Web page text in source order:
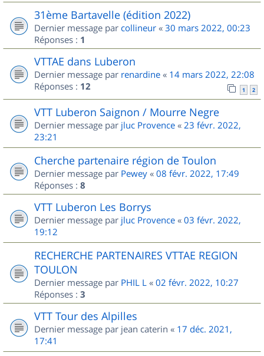
31ème Bartavelle (édition 2022)
Dernier message par collineur « 30 mars 2022, 00:23
Réponses : 1
VTTAE dans Luberon
Dernier message par renardine « 14 mars 2022, 22:08
Réponses : 12 1 2
VTT Luberon Saignon / Mourre Negre
Dernier message par jluc Provence « 23 févr. 2022,
23:21
Cherche partenaire région de Toulon
Dernier message par Pewey « 08 févr. 2022, 17:49
Réponses : 8
VTT Luberon Les Borrys
Dernier message par jluc Provence « 03 févr. 2022,
19:12
RECHERCHE PARTENAIRES VTTAE REGION
TOULON
Dernier message par PHIL L « 02 févr. 2022, 10:27
Réponses : 3
VTT Tour des Alpilles
Dernier message par jean caterin « 17 déc. 2021,
17:41